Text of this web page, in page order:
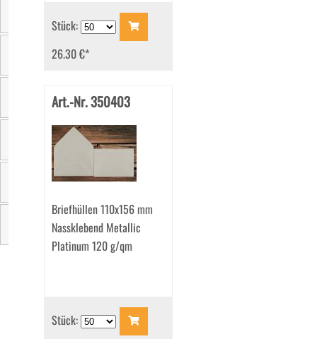
Verpackungseinheit
Klappenform
Grammatur
Innenfarbe
Stück:
26.30 €*
Art.-Nr. 350403
Briefhüllen 110x156 mm
Nassklebend Metallic
Platinum 120 g/qm
Stück: